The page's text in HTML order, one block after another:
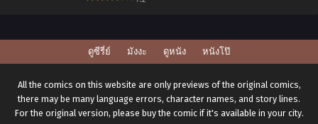
ดูซีรี่ย์ มังงะ ดูหนัง หนังโป๊
All the comics on this website are only previews of the original comics,
there may be many language errors, character names, and story lines.
For the original version, please buy the comic if it's available in your city.